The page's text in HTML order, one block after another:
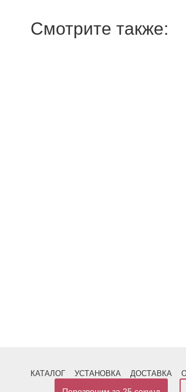
Смотрите также:
КАТАЛОГ УСТАНОВКА ДОСТАВКА